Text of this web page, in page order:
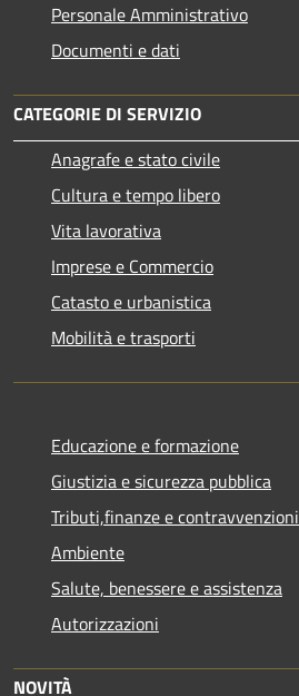
Personale Amministrativo
Documenti e dati
CATEGORIE DI SERVIZIO
Anagrafe e stato civile
Cultura e tempo libero
Vita lavorativa
Imprese e Commercio
Catasto e urbanistica
Mobilità e trasporti
Educazione e formazione
Giustizia e sicurezza pubblica
Tributi,finanze e contravvenzioni
Ambiente
Salute, benessere e assistenza
Autorizzazioni
NOVITÀ